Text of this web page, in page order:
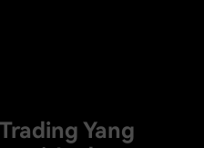
Yang